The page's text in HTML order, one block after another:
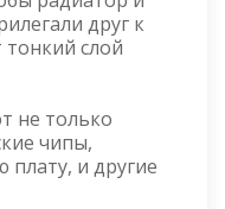
друг к
слой
не только
чипы,
и другие